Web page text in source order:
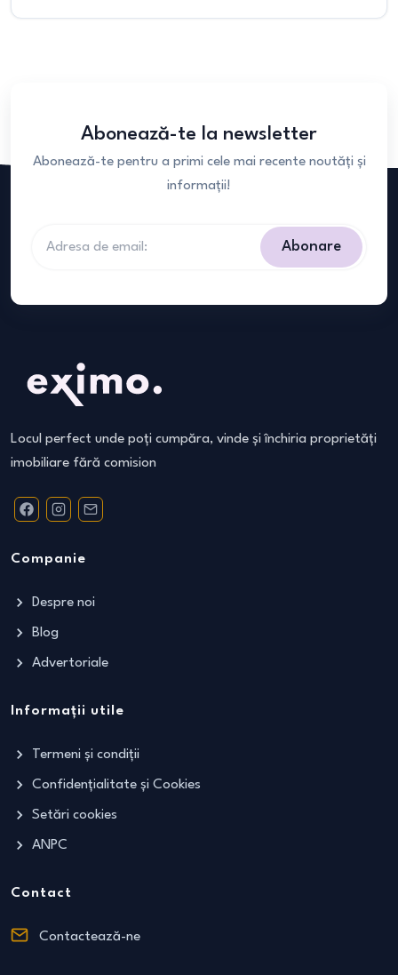
Abonează-te la newsletter
Abonează-te pentru a primi cele mai recente noutăți și
informații!
Abonare
Locul perfect unde poți cumpăra, vinde și închiria proprietăți
imobiliare fără comision
Companie
Despre noi
Blog
Advertoriale
Informații utile
Termeni și condiții
Confidențialitate și Cookies
Setări cookies
ANPC
Contact
Contactează-ne